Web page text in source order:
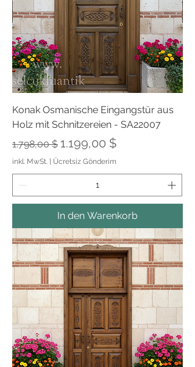
Konak Osmanische Eingangstür aus
Holz mit Schnitzereien - SA22007
Standardpreis
1.798,00 $ Sale-Preis
1.199,00 $
inkl. MwSt. | Ücretsiz Gönderim
In den Warenkorb